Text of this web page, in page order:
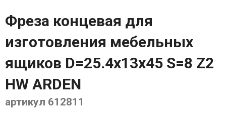
Фреза концевая для
изготовления мебельных
ящиков D=25.4x13x45 S=8 Z2
HW ARDEN
артикул 612811